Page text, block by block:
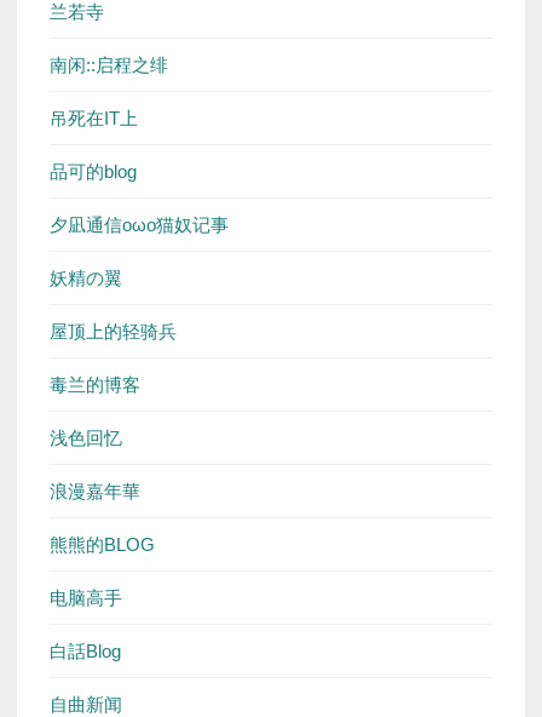
兰若寺
南闲::启程之绯
吊死在IT上
品可的blog
夕凪通信oωo猫奴记事
妖精の翼
屋顶上的轻骑兵
毒兰的博客
浅色回忆
浪漫嘉年華
熊熊的BLOG
电脑高手
白話Blog
自曲新闻